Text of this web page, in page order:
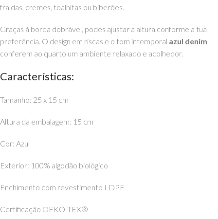
fraldas, cremes, toalhitas ou biberões.
Graças à borda dobrável, podes ajustar a altura conforme a tua
preferência. O design em riscas e o tom intemporal azul denim
conferem ao quarto um ambiente relaxado e acolhedor.
Características:
Tamanho: 25 x 15 cm
Altura da embalagem: 15 cm
Cor: Azul
Exterior: 100% algodão biológico
Enchimento com revestimento LDPE
Certificação OEKO-TEX®